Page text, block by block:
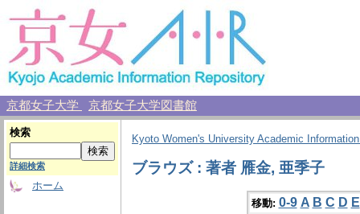
京都女子大学 京都女子大学図書館
検索
詳細検索
ホーム
Kyoto Women's University Academic
ブラウズ : 著者 雁金, 亜季子
移動: 0-9 A B C D E